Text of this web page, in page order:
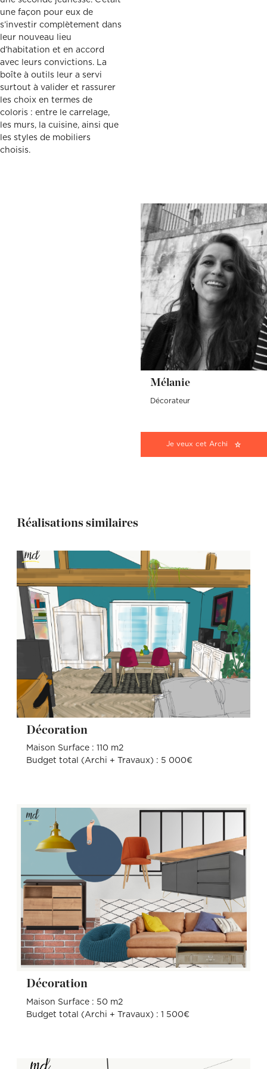
une façon pour eux de
s’investir complètement dans
leur nouveau lieu
d’habitation et en accord
avec leurs convictions. La
boîte à outils leur a servi
surtout à valider et rassurer
les choix en termes de
coloris : entre le carrelage,
les murs, la cuisine, ainsi que
les styles de mobiliers
choisis.
Mélanie
Décorateur
Je veux cet Archi
Réalisations similaires
Décoration
Maison Surface : 110 m2
Budget total (Archi + Travaux) : 5 000€
Décoration
Maison Surface : 50 m2
Budget total (Archi + Travaux) : 1 500€